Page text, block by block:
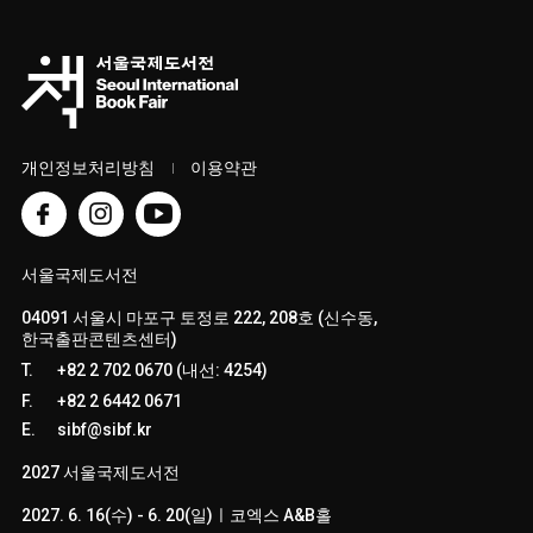
개인정보처리방침 이용약관
서울국제도서전
04091 서울시 마포구 토정로 222, 208호 (신수동,
한국출판콘텐츠센터)
T.
+82 2 702 0670 (내선: 4254)
F.
+82 2 6442 0671
E.
sibf@sibf.kr
2027 서울국제도서전
2027. 6. 16(수) - 6. 20(일)ㅣ코엑스 A&B홀